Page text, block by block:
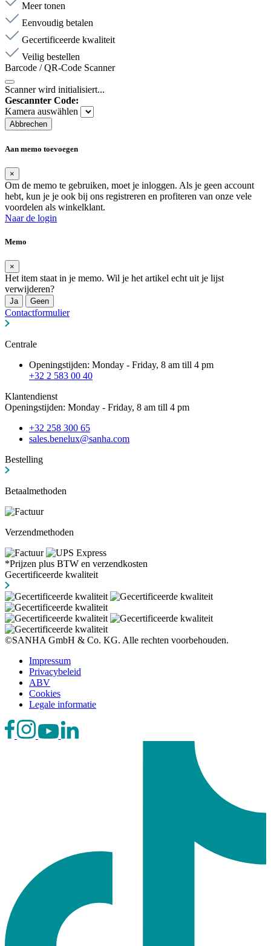
Meer tonen
Eenvoudig betalen
Gecertificeerde kwaliteit
Veilig bestellen
Barcode / QR-Code Scanner
Scanner wird initialisiert...
Gescannter Code:
Kamera auswählen
Abbrechen
Aan memo toevoegen
×
Om de memo te gebruiken, moet je inloggen. Als je geen account
hebt, kun je je ook bij ons registreren en profiteren van onze vele
voordelen als winkelklant.
Naar de login
Memo
×
Het item staat in je memo. Wil je het artikel echt uit je lijst
verwijderen?
Ja Geen
Contactformulier
Centrale
Openingstijden: Monday - Friday, 8 am till 4 pm
+32 2 583 00 40
Klantendienst
Openingstijden: Monday - Friday, 8 am till 4 pm
+32 258 300 65
sales.benelux@sanha.com
Bestelling
Betaalmethoden
Verzendmethoden
*Prijzen plus BTW en verzendkosten
Gecertificeerde kwaliteit
©SANHA GmbH & Co. KG. Alle rechten voorbehouden.
Impressum
Privacybeleid
ABV
Cookies
Legale informatie